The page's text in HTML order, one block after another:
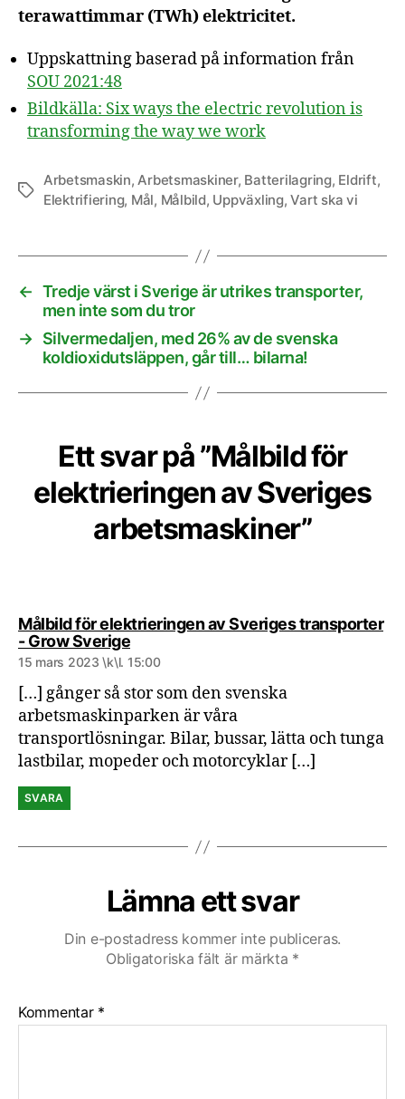
terawattimmar (TWh) elektricitet.
Uppskattning baserad på information från
SOU 2021:48
Bildkälla: Six ways the electric revolution is
transforming the way we work
Etiketter
Arbetsmaskin,Arbetsmaskiner, Batterilagring, Eldrift,
Elektrifiering, Mål, Målbild, Uppväxling,Vart ska vi
← Tredje värst i Sverige är utrikes transporter,
men inte som du tror
→ Silvermedaljen, med 26% av de svenska
koldioxidutsläppen, går till… bilarna!
Ett svar på ”Målbild för
elektrieringen av Sveriges
arbetsmaskiner”
Målbild för elektrieringen av Sveriges transporter
- Grow Sverigesäger:
15 mars 2023 \k\l. 15:00
[…] gånger så stor som den svenska
arbetsmaskinparken är våra
transportlösningar. Bilar, bussar, lätta och tunga
lastbilar, mopeder och motorcyklar […]
SVARA
Lämna ett svar
Din e-postadress kommer inte publiceras.
Obligatoriska fält är märkta *
Kommentar *